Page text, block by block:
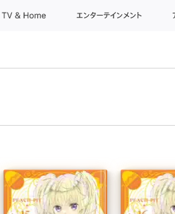
TV & Home エンターテインメント